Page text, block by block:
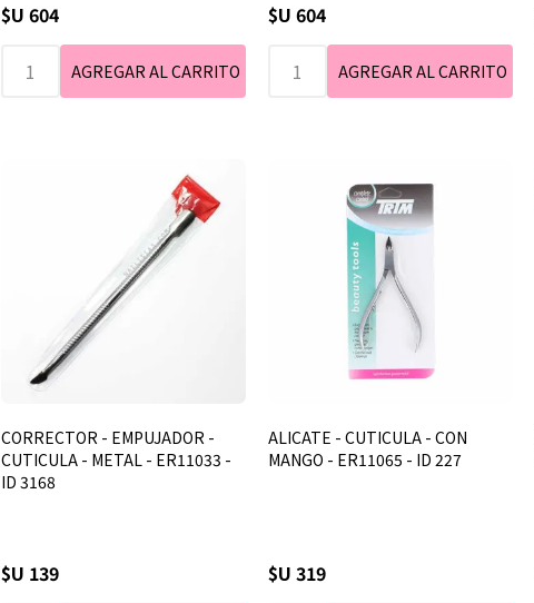
$U 604 $U 604
CORRECTOR - EMPUJADOR -
CUTICULA - METAL - ER11033 -
ID 3168
$U 139
ALICATE - CUTICULA - CON
MANGO - ER11065 - ID 227
$U 319